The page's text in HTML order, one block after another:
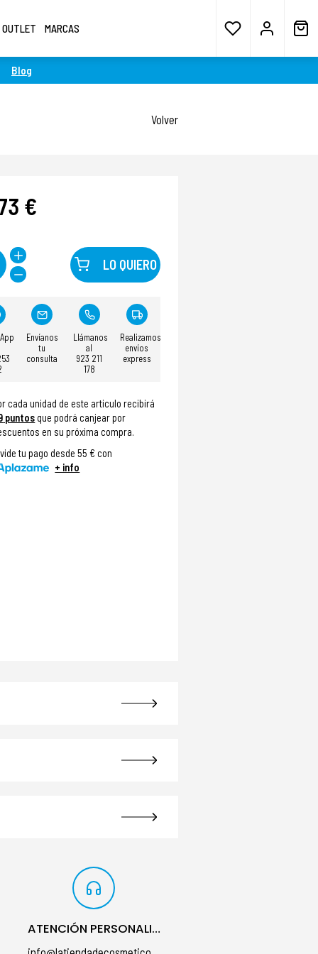
Blog
OUTLET MARCAS
Volver
€
LO QUIERO
Envíanos
tu
consulta
Llámanos
al
923 211
178
Realizamos
envíos
express
cada unidad de este articulo recibirá
puntos que podrá canjear por
en su próxima compra.
tu pago desde 55 € con
+ info
ATENCIÓN PERSONALIZADA